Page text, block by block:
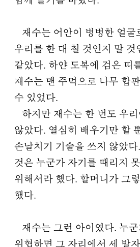
재수는 어안이 벙벙한 얼굴
우리를 한 대 칠 것인지 말 것
같았다. 하얀 도복에 검은 띠
재수는 맨 주먹으로 나무 합
수 있었다.
하지만 재수는 한 번도 우리
않았다. 열심히 배우기만 할
손날치기 기술을 쓰지 않았
것은 누군가 자기를 때리지
위해서라 했다. 할머니가 그
했다.
재수는 그런 아이였다. 누